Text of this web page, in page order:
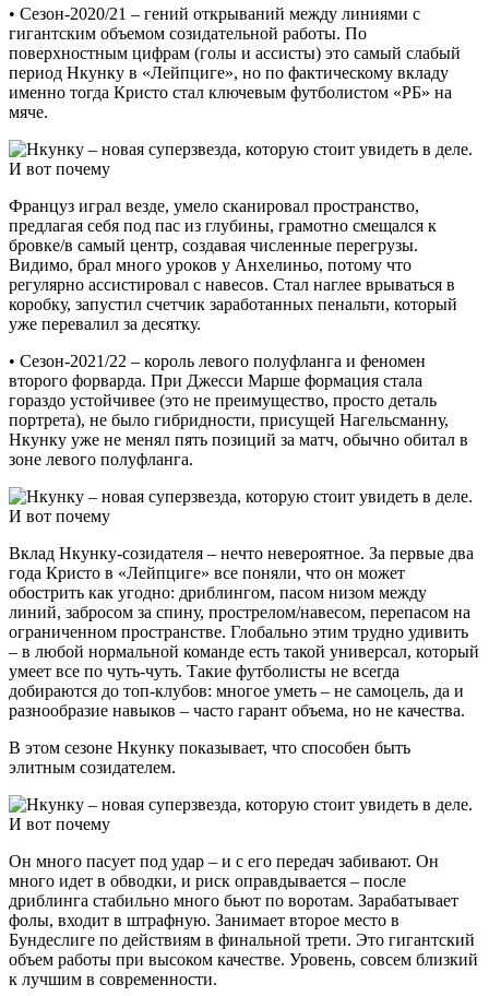
• Сезон-2020/21 – гений открываний между линиями с
гигантским объемом созидательной работы. По
поверхностным цифрам (голы и ассисты) это самый слабый
период Нкунку в «Лейпциге», но по фактическому вкладу
именно тогда Кристо стал ключевым футболистом «РБ» на
мяче.
Француз играл везде, умело сканировал пространство,
предлагая себя под пас из глубины, грамотно смещался к
бровке/в самый центр, создавая численные перегрузы.
Видимо, брал много уроков у Анхелиньо, потому что
регулярно ассистировал с навесов. Стал наглее врываться в
коробку, запустил счетчик заработанных пенальти, который
уже перевалил за десятку.
• Сезон-2021/22 – король левого полуфланга и феномен
второго форварда. При Джесси Марше формация стала
гораздо устойчивее (это не преимущество, просто деталь
портрета), не было гибридности, присущей Нагельсманну,
Нкунку уже не менял пять позиций за матч, обычно обитал в
зоне левого полуфланга.
Вклад Нкунку-созидателя – нечто невероятное. За первые два
года Кристо в «Лейпциге» все поняли, что он может
обострить как угодно: дриблингом, пасом низом между
линий, забросом за спину, прострелом/навесом, перепасом на
ограниченном пространстве. Глобально этим трудно удивить
– в любой нормальной команде есть такой универсал, который
умеет все по чуть-чуть. Такие футболисты не всегда
добираются до топ-клубов: многое уметь – не самоцель, да и
разнообразие навыков – часто гарант объема, но не качества.
В этом сезоне Нкунку показывает, что способен быть
элитным созидателем.
Он много пасует под удар – и с его передач забивают. Он
много идет в обводки, и риск оправдывается – после
дриблинга стабильно много бьют по воротам. Зарабатывает
фолы, входит в штрафную. Занимает второе место в
Бундеслиге по действиям в финальной трети. Это гигантский
объем работы при высоком качестве. Уровень, совсем близкий
к лучшим в современности.